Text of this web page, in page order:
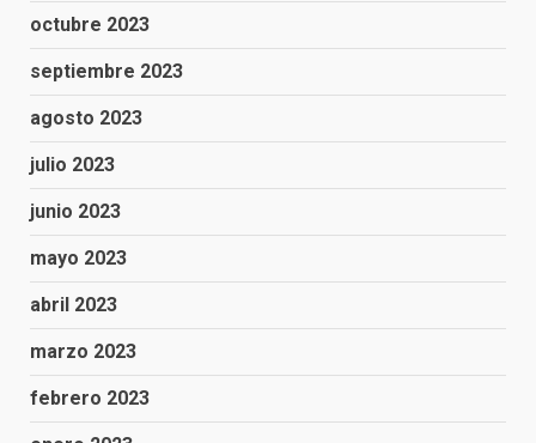
octubre 2023
septiembre 2023
agosto 2023
julio 2023
junio 2023
mayo 2023
abril 2023
marzo 2023
febrero 2023